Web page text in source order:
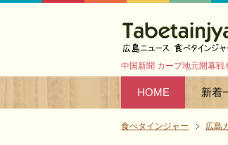
中国新聞 カープ地元開幕
HOME 新着
食べタインジャー 広島